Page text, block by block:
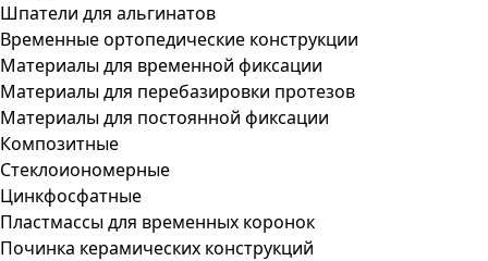
Шпатели для альгинатов
Временные ортопедические конструкции
Материалы для временной фиксации
Материалы для перебазировки протезов
Материалы для постоянной фиксации
Композитные
Стеклоиономерные
Цинкфосфатные
Пластмассы для временных коронок
Починка керамических конструкций